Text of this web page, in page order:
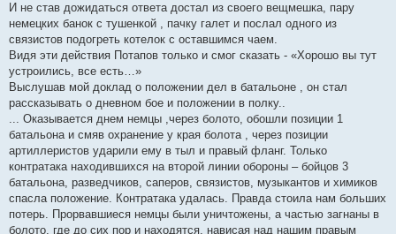
И не став дожидаться ответа достал из своего вещмешка, пару
немецких банок с тушенкой , пачку галет и послал одного из
связистов подогреть котелок с оставшимся чаем.
Видя эти действия Потапов только и смог сказать - «Хорошо вы тут
устроились, все есть…»
Выслушав мой доклад о положении дел в батальоне , он стал
рассказывать о дневном бое и положении в полку..
... Оказывается днем немцы ,через болото, обошли позиции 1
батальона и смяв охранение у края болота , через позиции
артиллеристов ударили ему в тыл и правый фланг. Только
контратака находившихся на второй линии обороны – бойцов 3
батальона, разведчиков, саперов, связистов, музыкантов и химиков
спасла положение. Контратака удалась. Правда стоила нам больших
потерь. Прорвавшиеся немцы были уничтожены, а частью загнаны в
болото, где до сих пор и находятся, нависая над нашим правым